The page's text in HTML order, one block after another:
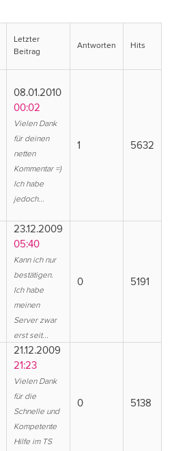
Letzter
Beitrag
Antworten Hits
08.01.2010
00:02
Vielen Dank
für deinen
netten
Kommentar =)
Ich habe
jedoch...
1 5632
23.12.2009
05:40
Kann ich nur
bestätigen.
Ich habe
meinen
Server zwar
erst seit...
0 5191
21.12.2009
21:23
Vielen Dank
für die
Schnelle und
Kompetente
Hilfe im TS
0 5138